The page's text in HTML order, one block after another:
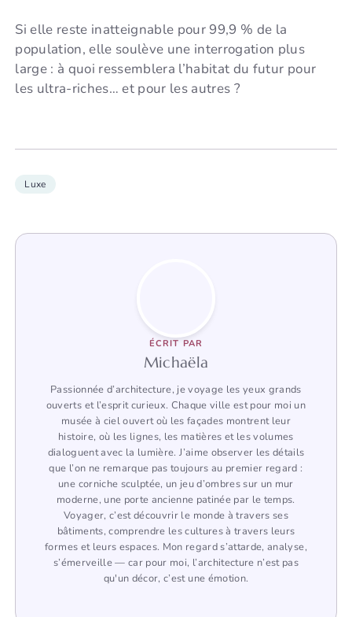
Si elle reste inatteignable pour 99,9 % de la
population, elle soulève une interrogation plus
large : à quoi ressemblera l’habitat du futur pour
les ultra-riches… et pour les autres ?
Luxe
ÉCRIT PAR
Michaëla
Passionnée d’architecture, je voyage les yeux grands
ouverts et l’esprit curieux. Chaque ville est pour moi un
musée à ciel ouvert où les façades montrent leur
histoire, où les lignes, les matières et les volumes
dialoguent avec la lumière. J’aime observer les détails
que l’on ne remarque pas toujours au premier regard :
une corniche sculptée, un jeu d’ombres sur un mur
moderne, une porte ancienne patinée par le temps.
Voyager, c’est découvrir le monde à travers ses
bâtiments, comprendre les cultures à travers leurs
formes et leurs espaces. Mon regard s’attarde, analyse,
s’émerveille — car pour moi, l’architecture n’est pas
qu'un décor, c’est une émotion.